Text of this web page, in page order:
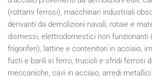
(rottami ferrosi), macchinari industriali
derivanti da demolizioni navali, rotaie e
dismessi, elettrodomestici non funzionanti
frigoriferi), lattine e contenitori in acciaio,
fusti e barili in ferro, trucioli e sfridi ferrosi
meccaniche, cavi in acciaio, arredi